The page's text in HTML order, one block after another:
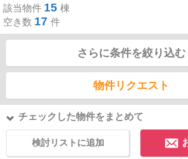
該当物件 15 棟
空き数 17 件
さらに条件を絞り込む
物件リクエスト
チェックした物件をまとめて
検討リストに追加